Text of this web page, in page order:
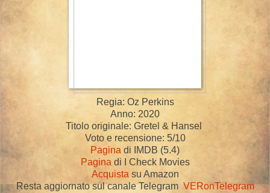
Regia: Oz Perkins
Anno: 2020
Titolo originale: Gretel & Hansel
Voto e recensione: 5/10
Pagina di IMDB (5.4)
Pagina di I Check Movies
Acquista su Amazon
Resta aggiornato sul canale TelegramVERonTelegram